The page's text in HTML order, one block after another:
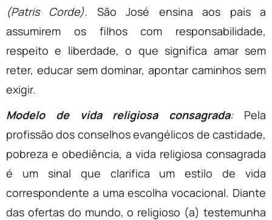
(Patris Corde). São José ensina aos pais a
assumirem os filhos com responsabilidade,
respeito e liberdade, o que significa amar sem
reter, educar sem dominar, apontar caminhos sem
exigir.
Modelo de vida religiosa consagrada: Pela
profissão dos conselhos evangélicos de castidade,
pobreza e obediência, a vida religiosa consagrada
é um sinal que clarifica um estilo de vida
correspondente a uma escolha vocacional. Diante
das ofertas do mundo, o religioso (a) testemunha